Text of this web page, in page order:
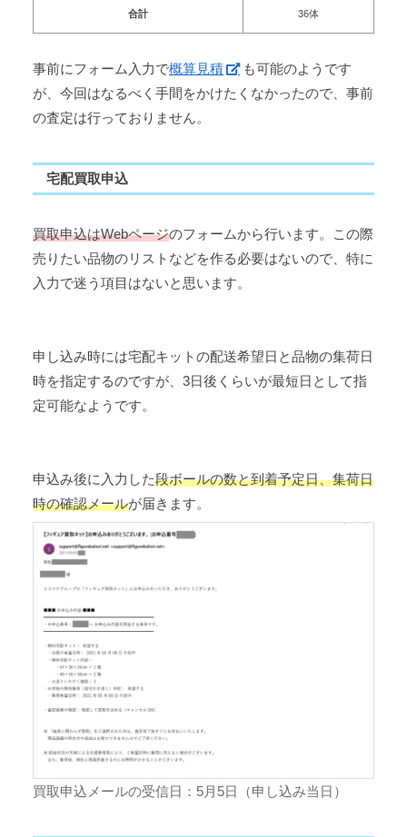
合計 36体
事前にフォーム入力で概算見積
も可能のようです
が、今回はなるべく手間をかけたくなかったので、事前
の査定は行っておりません。
宅配買取申込
買取申込はWebページのフォームから行います。この際
売りたい品物のリストなどを作る必要はないので、特に
入力で迷う項目はないと思います。
申し込み時には宅配キットの配送希望日と品物の集荷日
時を指定するのですが、3日後くらいが最短日として指
定可能なようです。
申込み後に入力した段ボールの数と到着予定日、集荷日
時の確認メールが届きます。
買取申込メールの受信日：5月5日（申し込み当日）